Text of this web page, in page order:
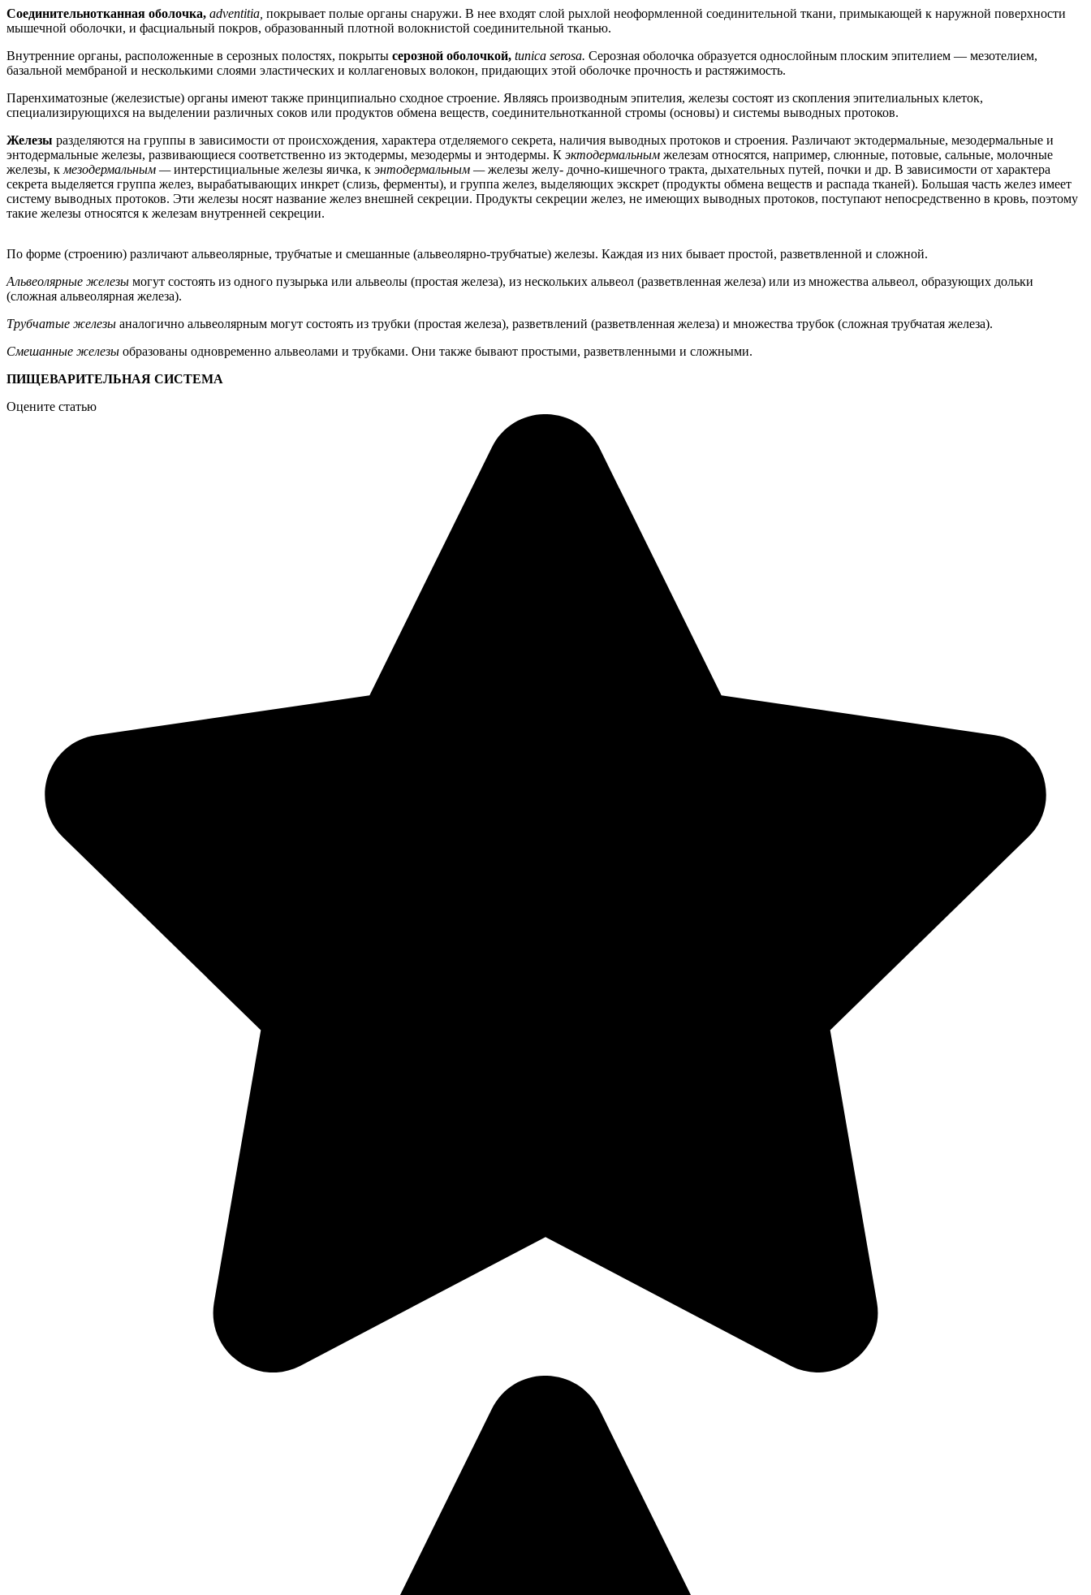
Соединительнотканная оболочка, adventitia, покрывает полые органы снаружи. В нее входят слой рыхлой неоформленной соединительной ткани, примыкающей к наружной поверхности
мышечной оболочки, и фасциальный покров, образованный плотной волокнистой соединительной тканью.
Внутренние органы, расположенные в серозных полостях, покрыты серозной оболочкой, tunica serosa. Серозная оболочка образуется однослойным плоским эпителием — мезотелием,
базальной мембраной и несколькими слоями эластических и коллагеновых волокон, придающих этой оболочке прочность и растяжимость.
Паренхиматозные (железистые) органы имеют также принципиально сходное строение. Являясь производным эпителия, железы состоят из скопления эпителиальных клеток,
специализирующихся на выделении различных соков или продуктов обмена веществ, соединительнотканной стромы (основы) и системы выводных протоков.
Железы разделяются на группы в зависимости от происхождения, характера отделяемого секрета, наличия выводных протоков и строения. Различают эктодермальные, мезодермальные и
энтодермальные железы, развивающиеся соответственно из эктодермы, мезодермы и энтодермы. К эктодермальным железам относятся, например, слюнные, потовые, сальные, молочные
железы, к мезодермальным —интерстициальные железы яичка, к энтодермальным —железы желу- дочно-кишечного тракта, дыхательных путей, почки и др. В зависимости от характера
секрета выделяется группа желез, вырабатывающих инкрет (слизь, ферменты), и группа желез, выделяющих экскрет (продукты обмена веществ и распада тканей). Большая часть желез имеет
систему выводных протоков. Эти железы носят название желез внешней секреции. Продукты секреции желез, не имеющих выводных протоков, поступают непосредственно в кровь, поэтому
такие железы относятся к железам внутренней секреции.
По форме (строению) различают альвеолярные, трубчатые и смешанные (альвеолярно-трубчатые) железы. Каждая из них бывает простой, разветвленной и сложной.
Альвеолярные железы могут состоять из одного пузырька или альвеолы (простая железа), из нескольких альвеол (разветвленная железа) или из множества альвеол, образующих дольки
(сложная альвеолярная железа).
Трубчатые железы аналогично альвеолярным могут состоять из трубки (простая железа), разветвлений (разветвленная железа) и множества трубок (сложная трубчатая железа).
Смешанные железы образованы одновременно альвеолами и трубками. Они также бывают простыми, разветвленными и сложными.
ПИЩЕВАРИТЕЛЬНАЯ СИСТЕМА
Оцените статью